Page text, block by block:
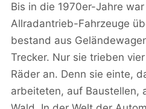
Bis in die 1970er-Jahre
Allradantrieb-Fahrzeuge
bestand aus
Trecker. Nur sie trieben
Räder an. Denn sie einte,
arbeiteten, auf Baustellen,